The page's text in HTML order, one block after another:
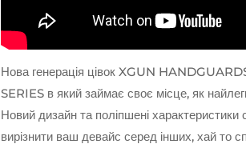
Нова генерація цівок XGUN
SERIES в який займає своє місце, як
Новий дизайн та поліпшені характеристики
вирізнити ваш девайс серед інших, хай то